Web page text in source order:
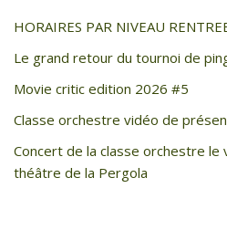
HORAIRES PAR NIVEAU
Le grand retour du tournoi de
Movie critic edition 2026 #5
Classe orchestre vidéo de
Concert de la classe orchestre le
théâtre de la Pergola